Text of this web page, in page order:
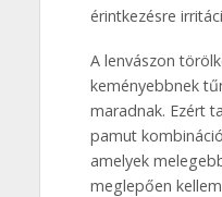
érintkezésre
A lenvászon
keményebbnek
maradnak. Ezért
pamut
amelyek
meglepően